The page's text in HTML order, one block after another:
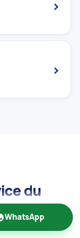
›
›
du
vous
WhatsApp